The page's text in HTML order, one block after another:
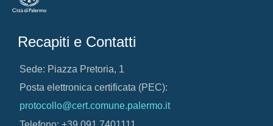
Recapiti e Contatti
Sede: Piazza Pretoria, 1
Posta elettronica certificata (PEC):
protocollo@cert.comune.palermo.it